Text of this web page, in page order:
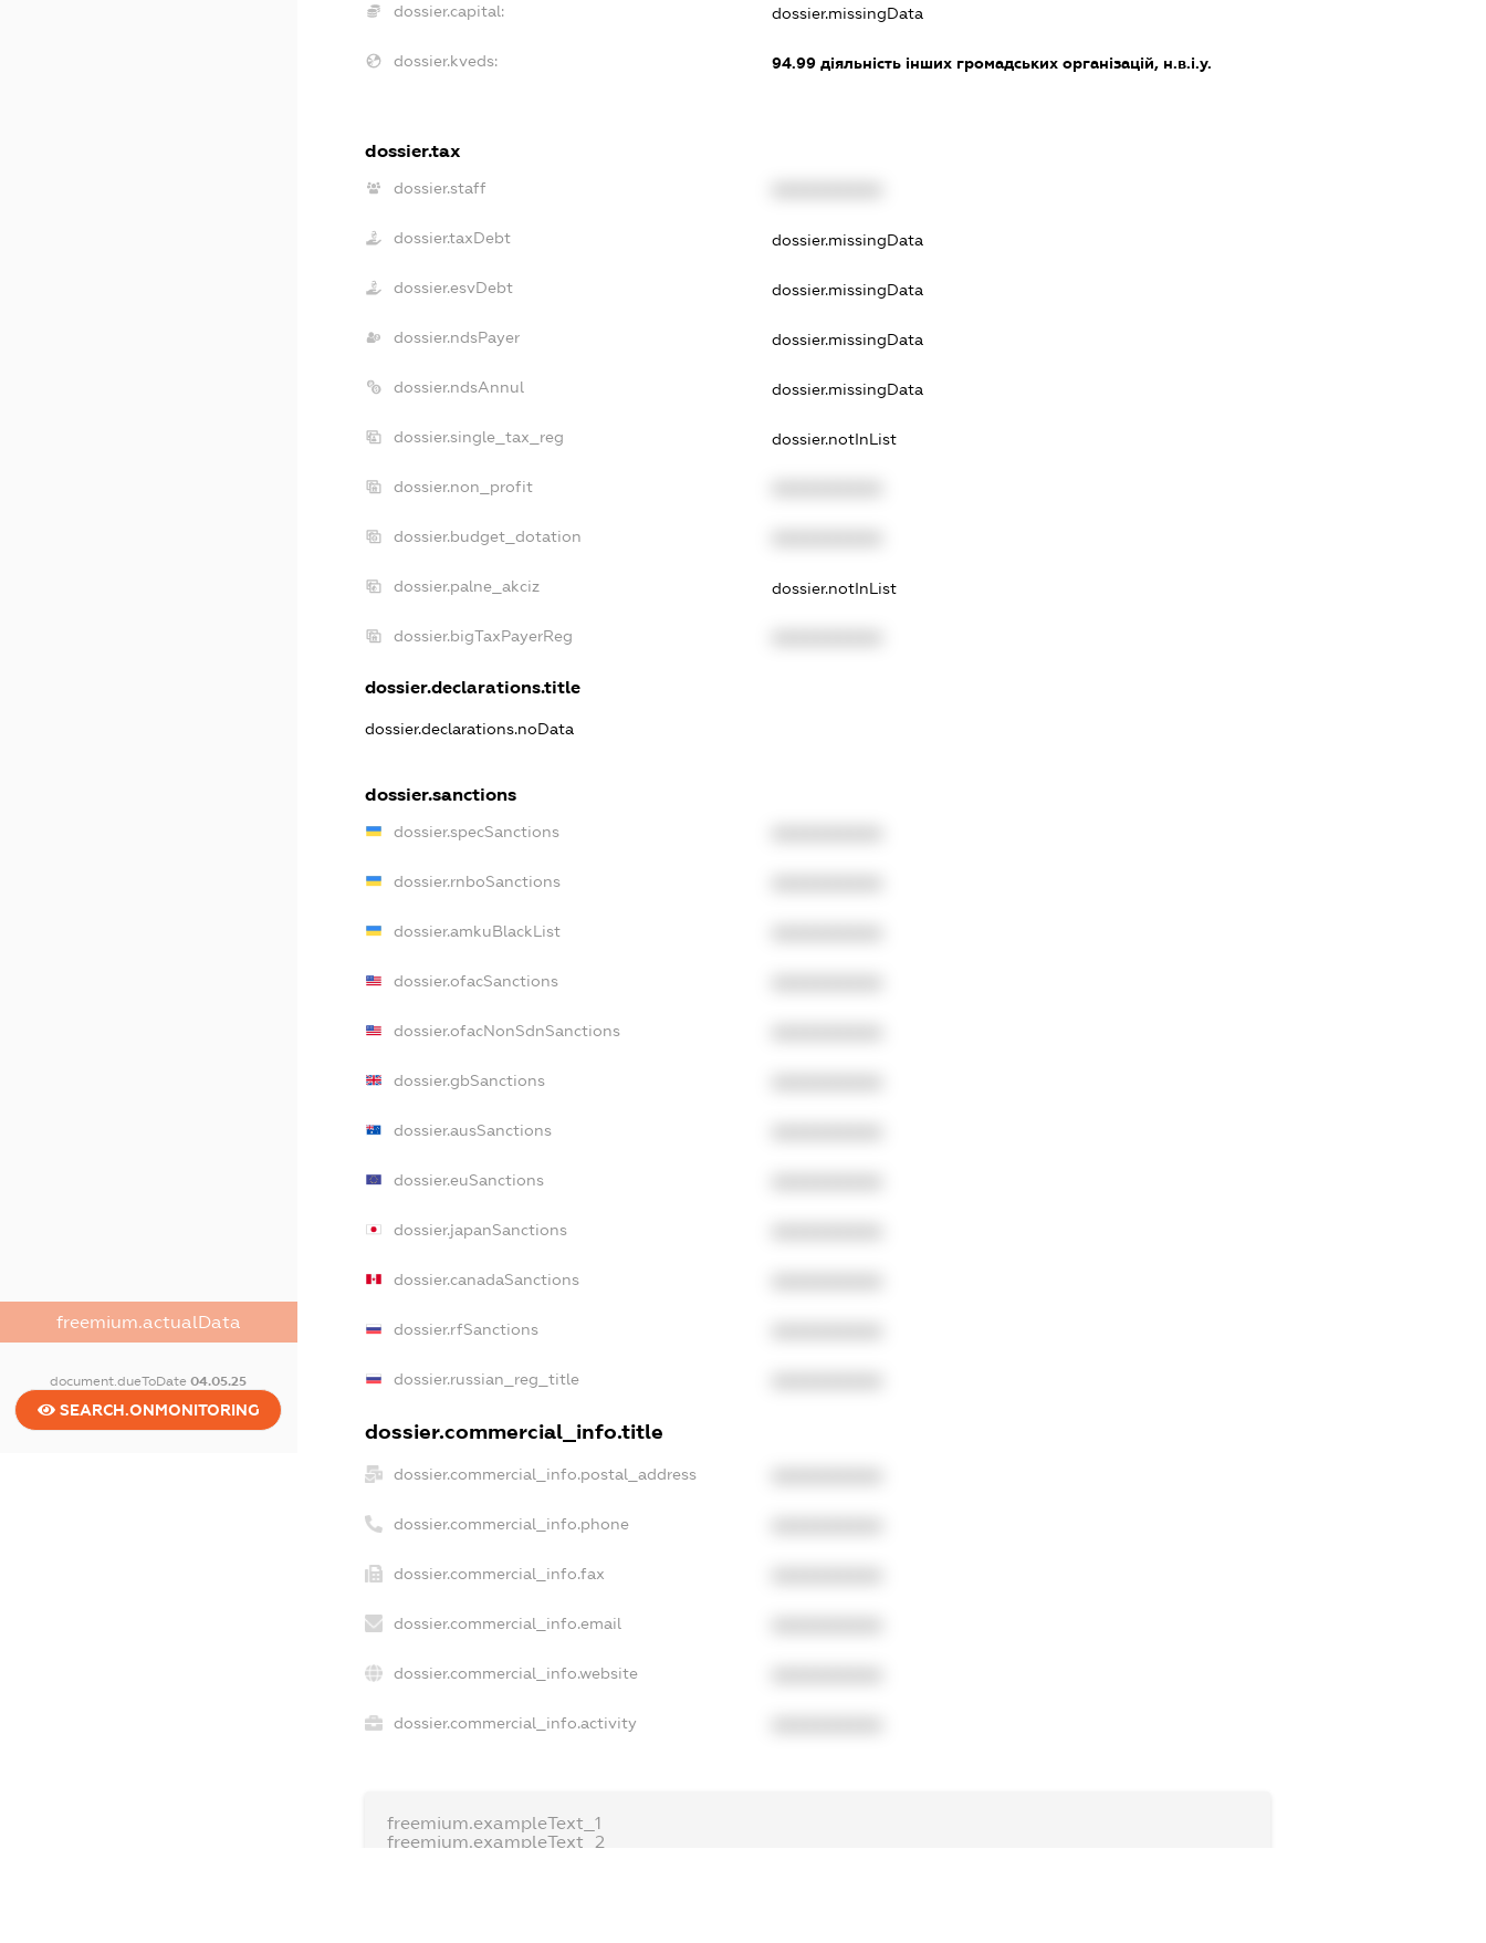
freemium.actualData
document.dueToDate04.05.25
SEARCH.ONMONITORING
dossier.capital: dossier.missingData
dossier.kveds: 94.99 діяльність інших громадських організацій, н.в.і.у.
dossier.tax
dossier.staff
dossier.taxDebt dossier.missingData
dossier.esvDebt dossier.missingData
dossier.ndsPayer dossier.missingData
dossier.ndsAnnul dossier.missingData
dossier.single_tax_reg dossier.notInList
dossier.non_profit
dossier.budget_dotation
dossier.palne_akciz dossier.notInList
dossier.bigTaxPayerReg
dossier.declarations.title
dossier.declarations.noData
dossier.sanctions
dossier.specSanctions
dossier.rnboSanctions
dossier.amkuBlackList
dossier.ofacSanctions
dossier.ofacNonSdnSanctions
dossier.gbSanctions
dossier.ausSanctions
dossier.euSanctions
dossier.japanSanctions
dossier.canadaSanctions
dossier.rfSanctions
dossier.russian_reg_title
dossier.commercial_info.title
dossier.commercial_info.postal_address
dossier.commercial_info.phone
dossier.commercial_info.fax
dossier.commercial_info.email
dossier.commercial_info.website
dossier.commercial_info.activity
freemium.exampleText_1
freemium.exampleText_2